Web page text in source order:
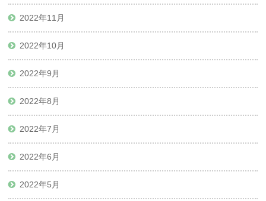
2022年11月
2022年10月
2022年9月
2022年8月
2022年7月
2022年6月
2022年5月